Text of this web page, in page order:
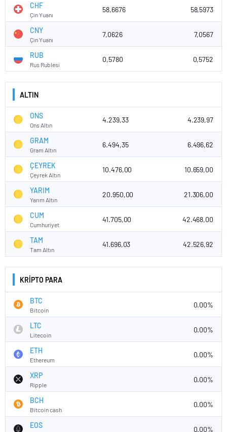
CHF
Çin Yuanı
58,6676 58,5973
CNY
Çin Yuanı
7,0626 7,0567
RUB
Rus Rublesi
0,5780 0,5752
ALTIN
ONS
Ons Altın
4.239,33 4.239,97
GRAM
Gram Altın
6.494,35 6.496,62
ÇEYREK
Çeyrek Altın
10.476,00 10.659,00
YARIM
Yarım Altın
20.950,00 21.306,00
CUM
Cumhuriyet
41.705,00 42.468,00
TAM
Tam Altın
41.696,03 42.526,92
KRİPTO PARA
BTC
Bitcoin
0.00%
LTC
Litecoin
0.00%
ETH
Ethereum
0.00%
XRP
Ripple
0.00%
BCH
Bitcoin cash
0.00%
EOS 0.00%